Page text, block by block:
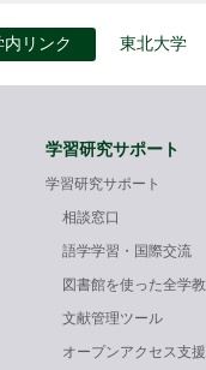
内リンク 東北大学
学習研究サポート
学習研究サポート
相談窓口
語学学習・国際交流
図書館を使った全学
文献管理ツール
オープンアクセス支援